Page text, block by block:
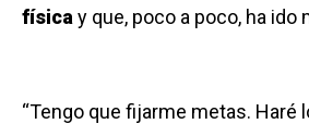
física y que, poco a poco, ha ido
“Tengo que fijarme metas. Haré